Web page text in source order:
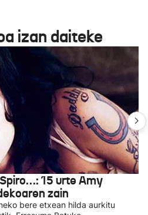
izan daiteke
15 urte Amy
zain
bere etxean hilda aurkitu